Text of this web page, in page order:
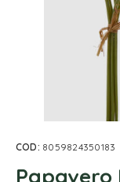
COD: 8059824350183
Papavero